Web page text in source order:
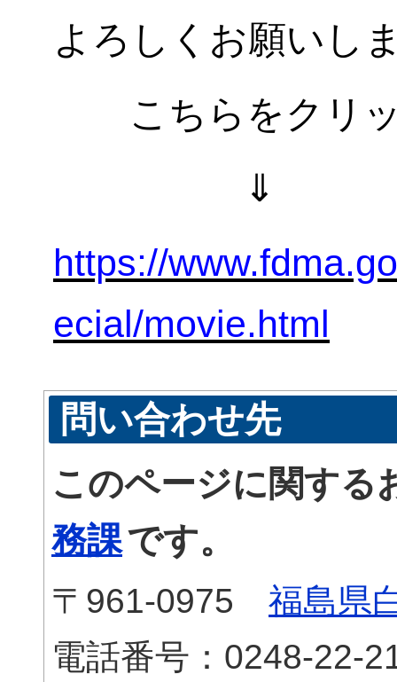
よろしくお願いし
こちらをクリ
https://
ecial/movie.html
問い合わせ先
このページに関する
務課です。
〒961-0975 福島県
電話番号：0248-22-